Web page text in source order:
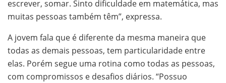
escrever, somar. Sinto dificuldade em matemática, mas
muitas pessoas também têm”, expressa.
A jovem fala que é diferente da mesma maneira que
todas as demais pessoas, tem particularidade entre
elas. Porém segue uma rotina como todas as pessoas,
com compromissos e desafios diários. “Possuo